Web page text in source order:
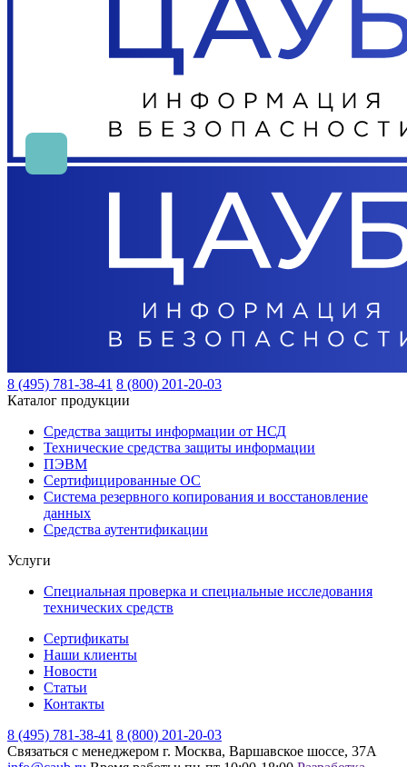
8 (495) 781-38-41 8 (800) 201-20-03
Каталог продукции
Средства защиты информации от НСД
Технические средства защиты информации
ПЭВМ
Сертифицированные ОС
Система резервного копирования и восстановление
данных
Средства аутентификации
Услуги
Специальная проверка и специальные исследования
технических средств
Сертификаты
Наши клиенты
Новости
Статьи
Контакты
8 (495) 781-38-41 8 (800) 201-20-03
Связаться с менеджером г. Москва, Варшавское шоссе, 37А